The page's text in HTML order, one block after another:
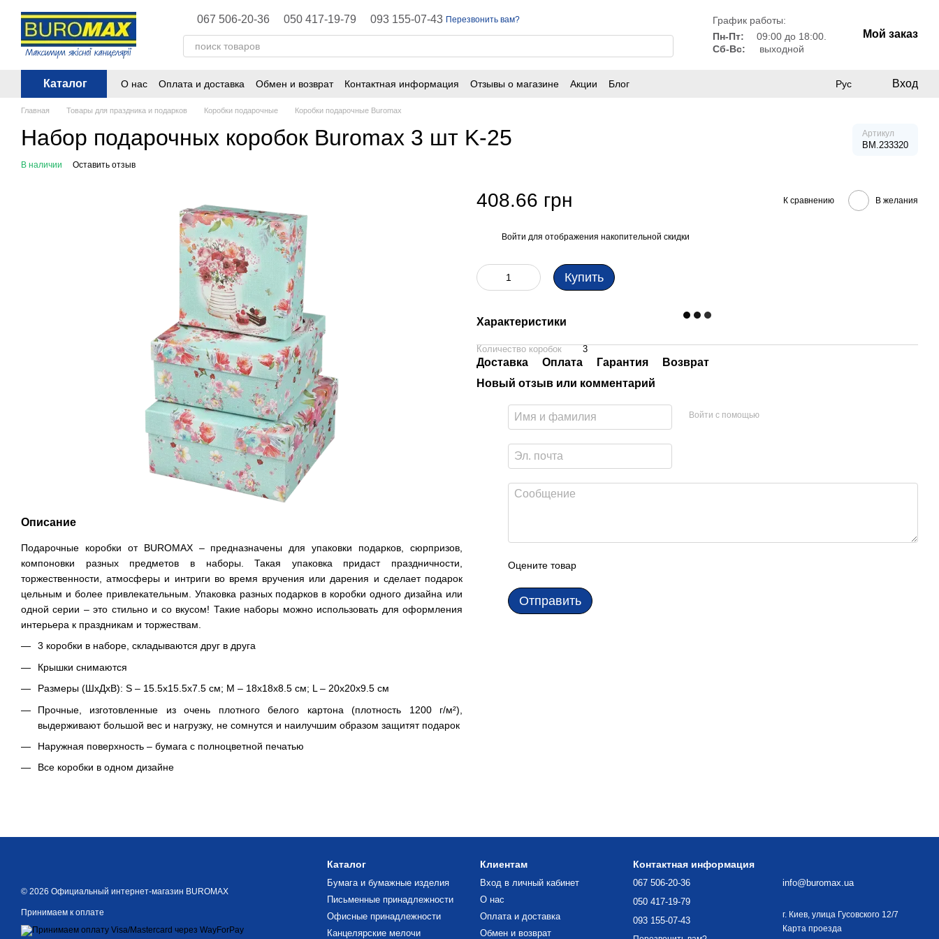
Перейти к основному контенту
067 506-20-36 050 417-19-79 093 155-07-43 Перезвонить вам?
График работы:
Пн-Пт:
09:00 до 18:00.
Сб-Вс:
выходной
Мой заказ
Каталог О нас Оплата и доставка Обмен и возврат Контактная информация Отзывы о магазине Акции
Блог
Рус Вход
Главная Товары для праздника и подарков Коробки подарочные Коробки подарочные Buromax
Набор подарочных коробок Buromax 3 шт K-25 Артикул
BM.233320
В наличии Оставить отзыв
Описание
Подарочные коробки от BUROMAX – предназначены для упаковки подарков, сюрпризов,
компоновки разных предметов в наборы. Такая упаковка придаст праздничности,
торжественности, атмосферы и интриги во время вручения или дарения и сделает подарок
цельным и более привлекательным. Упаковка разных подарков в коробки одного дизайна или
одной серии – это стильно и со вкусом! Такие наборы можно использовать для оформления
интерьера к праздникам и торжествам.
3 коробки в наборе, складываются друг в друга
Крышки снимаются
Размеры (ШхДхВ): S – 15.5х15.5х7.5 см; M – 18х18х8.5 см; L – 20х20х9.5 см
Прочные, изготовленные из очень плотного белого картона (плотность 1200 г/м²),
выдерживают большой вес и нагрузку, не сомнутся и наилучшим образом защитят подарок
Наружная поверхность – бумага с полноцветной печатью
Все коробки в одном дизайне
408.66 грн К сравнению В желания
Войти для отображения накопительной скидки
Купить
Характеристики
Количество коробок 3
Доставка Оплата Гарантия
Возврат
Новый отзыв или комментарий
Войти с помощью
Оцените товар
Отправить
© 2026 Официальный интернет-магазин BUROMAX
Принимаем к оплате
Каталог
Бумага и бумажные изделия
Письменные принадлежности
Офисные принадлежности
Канцелярские мелочи
Клиентам
Вход в личный кабинет
О нас
Оплата и доставка
Обмен и возврат
Контактная информация
067 506-20-36
050 417-19-79
093 155-07-43
info@buromax.ua
г. Киев, улица Гусовского 12/7
Карта проезда